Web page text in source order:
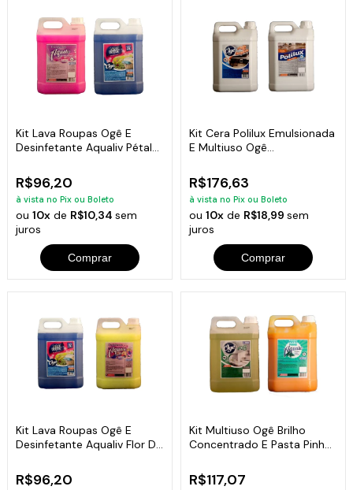
Kit Lava Roupas Ogê E
Desinfetante Aqualiv Pétala
R$96,20
à vista no Pix ou Boleto
ou10x de R$10,34sem
juros
Comprar
Kit Cera Polilux Emulsionada
E Multiuso Ogê
R$176,63
à vista no Pix ou Boleto
ou 10xde R$18,99 sem
juros
Comprar
Kit Lava Roupas Ogê E
Desinfetante Aqualiv Flor Do
R$96,20
Kit Multiuso Ogê Brilho
Concentrado E Pasta Pinho
R$117,07